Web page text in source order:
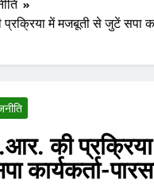
में मजबूती से जुटें सपा
की
कार्यकर्ता-